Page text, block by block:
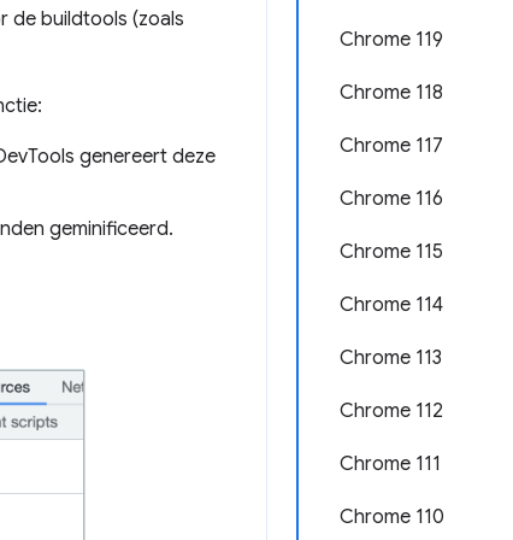
Chrome 119
Chrome 118
Chrome 117
Chrome 116
Chrome 115
Chrome 114
Chrome 113
Chrome 112
Chrome 111
Chrome 110
de buildtools (zoals
genereert deze
geminificeerd.